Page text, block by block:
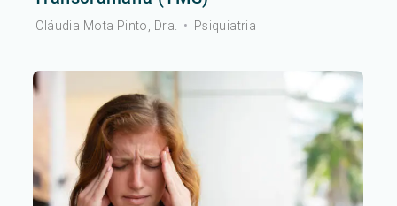
Cláudia Mota Pinto, Dra. • Psiquiatria